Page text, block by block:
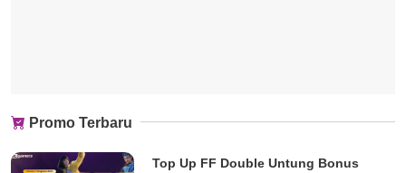
Promo Terbaru
Top Up FF Double Untung Bonus